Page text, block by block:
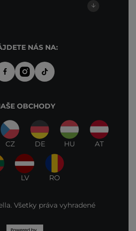
NÁS NA:
OBCHODY
CZ DE HU AT
LV RO
Všetky práva vyhradené